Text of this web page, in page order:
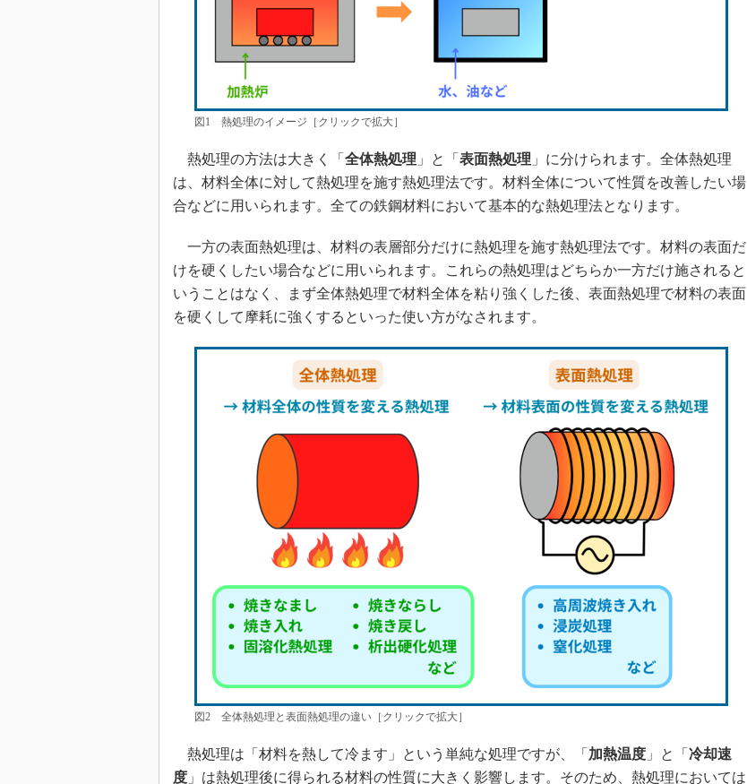
図1 熱処理のイメージ［クリックで拡大］
熱処理の方法は大きく「 全体熱処理 」と「 表面熱処理 」に分けられます。全体熱処理
は、材料全体に対して熱処理を施す熱処理法です。材料全体について性質を改善したい場
合などに用いられます。全ての鉄鋼材料において基本的な熱処理法となります。
一方の表面熱処理は、材料の表層部分だけに熱処理を施す熱処理法です。材料の表面だ
けを硬くしたい場合などに用いられます。これらの熱処理はどちらか一方だけ施されると
いうことはなく、まず全体熱処理で材料全体を粘り強くした後、表面熱処理で材料の表面
を硬くして摩耗に強くするといった使い方がなされます。
図2 全体熱処理と表面熱処理の違い［クリックで拡大］
熱処理は「材料を熱して冷ます」という単純な処理ですが、「 加熱温度 」と「 冷却速
度 」は熱処理後に得られる材料の性質に大きく影響します。そのため、熱処理においては